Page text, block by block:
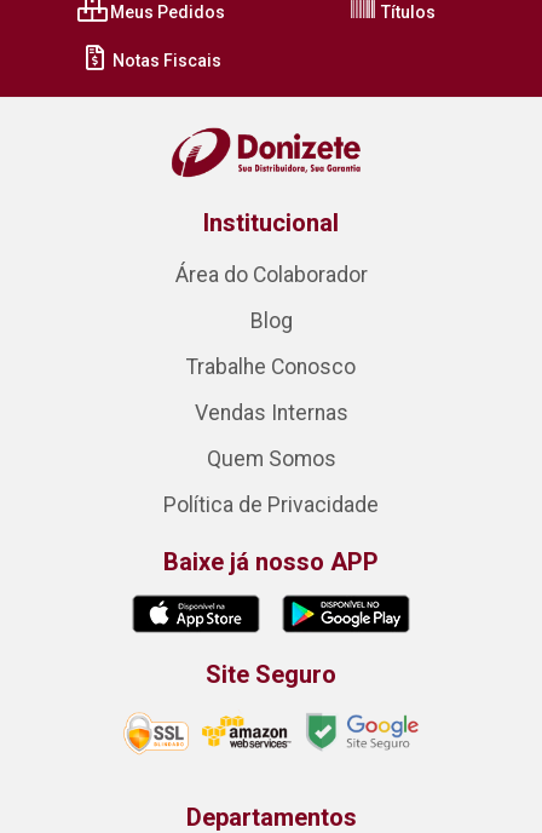
Meus Pedidos Títulos
Notas Fiscais
Institucional
Área do Colaborador
Blog
Trabalhe Conosco
Vendas Internas
Quem Somos
Política de Privacidade
Baixe já nosso APP
Site Seguro
Departamentos